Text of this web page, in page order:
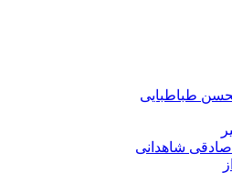
طباطبایی
شاهدانی